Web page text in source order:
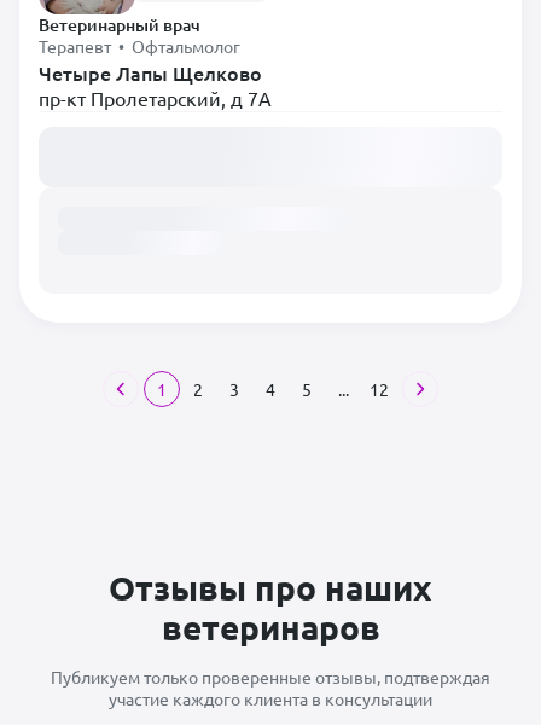
Ветеринарный врач
Терапевт • Офтальмолог
Четыре Лапы Щелково
пр-кт Пролетарский, д 7А
1 2 3 4 5 ... 12
Отзывы про наших
ветеринаров
Публикуем только проверенные отзывы, подтверждая
участие каждого клиента в консультации